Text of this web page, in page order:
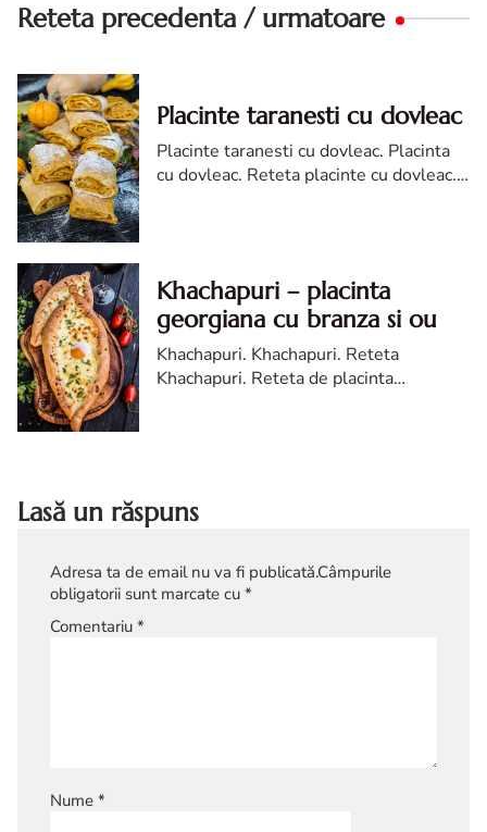
Reteta precedenta / urmatoare
Placinte taranesti cu dovleac
Placinte taranesti cu dovleac. Placinta
cu dovleac. Reteta placinte cu dovleac.
Khachapuri – placinta
georgiana cu branza si ou
Khachapuri. Khachapuri. Reteta
Khachapuri. Reteta de placinta
Lasă un răspuns
Adresa ta de email nu va fi publicată.Câmpurile
obligatorii sunt marcate cu *
Comentariu *
Nume *